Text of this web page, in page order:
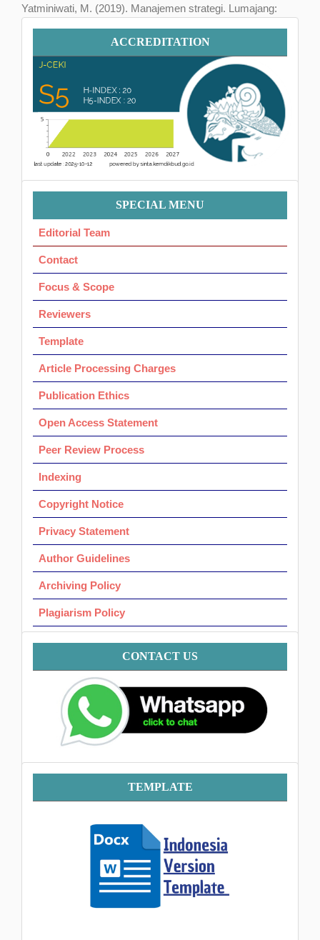
Yatminiwati, M. (2019). Manajemen strategi. Lumajang:
AccreditationACCREDITATION
Menu
Ok
SPECIAL MENU
Editorial Team
Contact
Focus & Scope
Reviewers
Template
Article Processing Charges
Publication Ethics
Open Access Statement
Peer Review Process
Indexing
Copyright Notice
Privacy Statement
Author Guidelines
Archiving Policy
Plagiarism Policy
Contact CONTACT US
Template TEMPLATE